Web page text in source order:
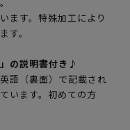
ます。特殊加工により
す。
の説明書付き♪
語（裏面）で記載され
います。初めての方